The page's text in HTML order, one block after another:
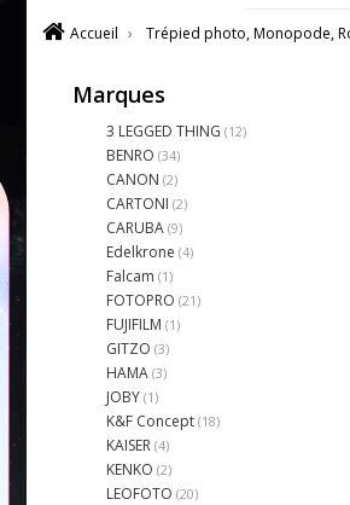
Accueil › Trépied photo, Monopode,
Marques
3 LEGGED THING (12)
BENRO (34)
CANON (2)
CARTONI (2)
CARUBA (9)
Edelkrone (4)
Falcam (1)
FOTOPRO (21)
FUJIFILM (1)
GITZO (3)
HAMA (3)
JOBY (1)
K&F Concept (18)
KAISER (4)
KENKO (2)
LEOFOTO (20)